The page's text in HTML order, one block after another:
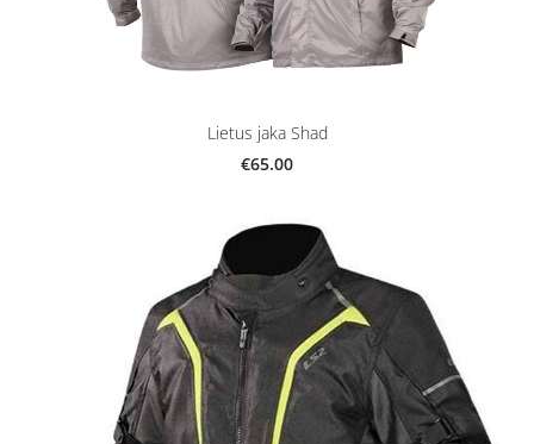
Lietus jaka Shad
€65.00